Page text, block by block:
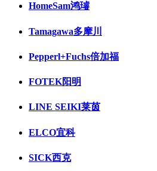
HomeSam鸿璿
Tamagawa多摩川
Pepperl+Fuchs倍加福
FOTEK阳明
LINE SEIKI莱茵
ELCO宜科
SICK西克